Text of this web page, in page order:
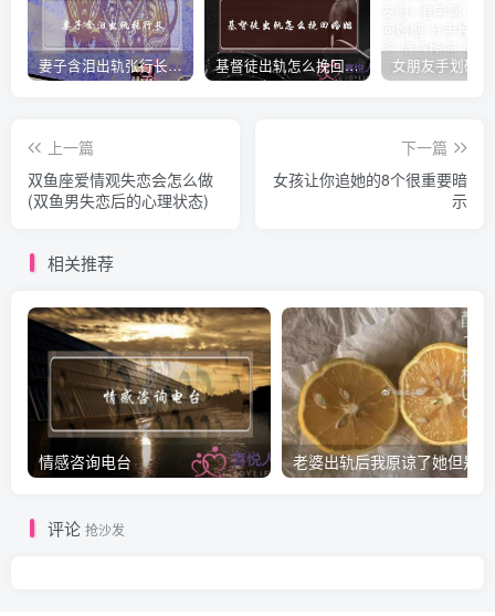
妻子含泪出轨张行长 她说全都是因为家中 基督徒出轨怎么挽回婚姻(基督徒面对出轨婚姻)
上一篇
双鱼座爱情观失恋会怎么做
(双鱼男失恋后的心理状态)
下一篇
女孩让你追她的8个很重要暗
示
相关推荐
情感咨询电台
评论 抢沙发